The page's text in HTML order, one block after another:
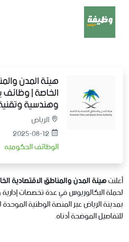
هيئة المدن
الخاصة | وظائف
وهندسية
الرياض
2025-08-12
الوظائف الحكوميه
أعلنتهيئة المدن والمناطق الاقتصادية
لحملة البكالوريوس في عدة تخصصات
بمدينة الرياض عبر المنصة الوطنية
للتفاصيل الموضحة أدناه.